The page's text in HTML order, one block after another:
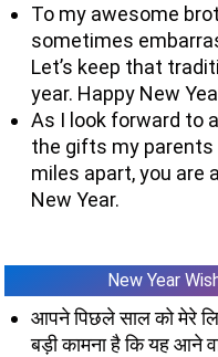
To my awesome
sometimes
Let’s keep that
year. Happy New
As I look forward to
the gifts my parents
miles apart, you are
New Year.
New Year
आपने पिछले साल को मेरे
बड़ी कामना है कि यह आने